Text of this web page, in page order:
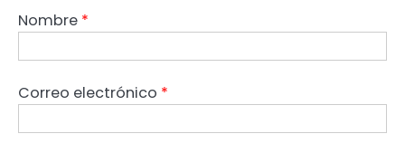
Nombre *
Correo electrónico *